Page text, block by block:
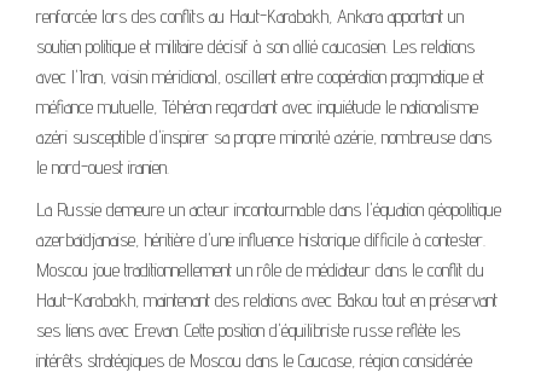
renforcée lors des conflits au Haut-Karabakh, Ankara apportant un
soutien politique et militaire décisif à son allié caucasien. Les relations
avec l'Iran, voisin méridional, oscillent entre coopération pragmatique et
méfiance mutuelle, Téhéran regardant avec inquiétude le nationalisme
azéri susceptible d'inspirer sa propre minorité azérie, nombreuse dans
le nord-ouest iranien.
La Russie demeure un acteur incontournable dans l'équation géopolitique
azerbaïdjanaise, héritière d'une influence historique difficile à contester.
Moscou joue traditionnellement un rôle de médiateur dans le conflit du
Haut-Karabakh, maintenant des relations avec Bakou tout en préservant
ses liens avec Erevan. Cette position d'équilibriste russe reflète les
intérêts stratégiques de Moscou dans le Caucase, région considérée